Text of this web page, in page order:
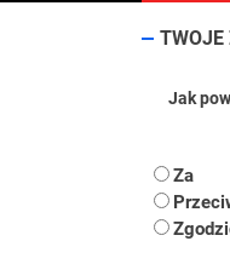
TWOJE
Jak
Za